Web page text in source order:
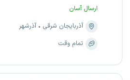
ارسال آسان
آذربایجان شرقی
آذرشهر
تمام وقت